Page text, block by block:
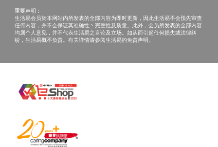
AerisGuard 墙壁及天花防霉涂层喷洒于表面上（喷洒
时建议距离墙身大约20cm），待风干。
重要声明：
生活易会员於本网站内所发表的全部内容为即时更新，因此生活易不会预先审查
任何内容，并不会保证其准确性丶完整性及质量。此外，会员所发表的全部内容
均属个人意见，并不代表生活易之言论及立场。如从而引起任何损失或法律纠
纷，生活易概不负责。有关详情请参阅生活易的免责声明。